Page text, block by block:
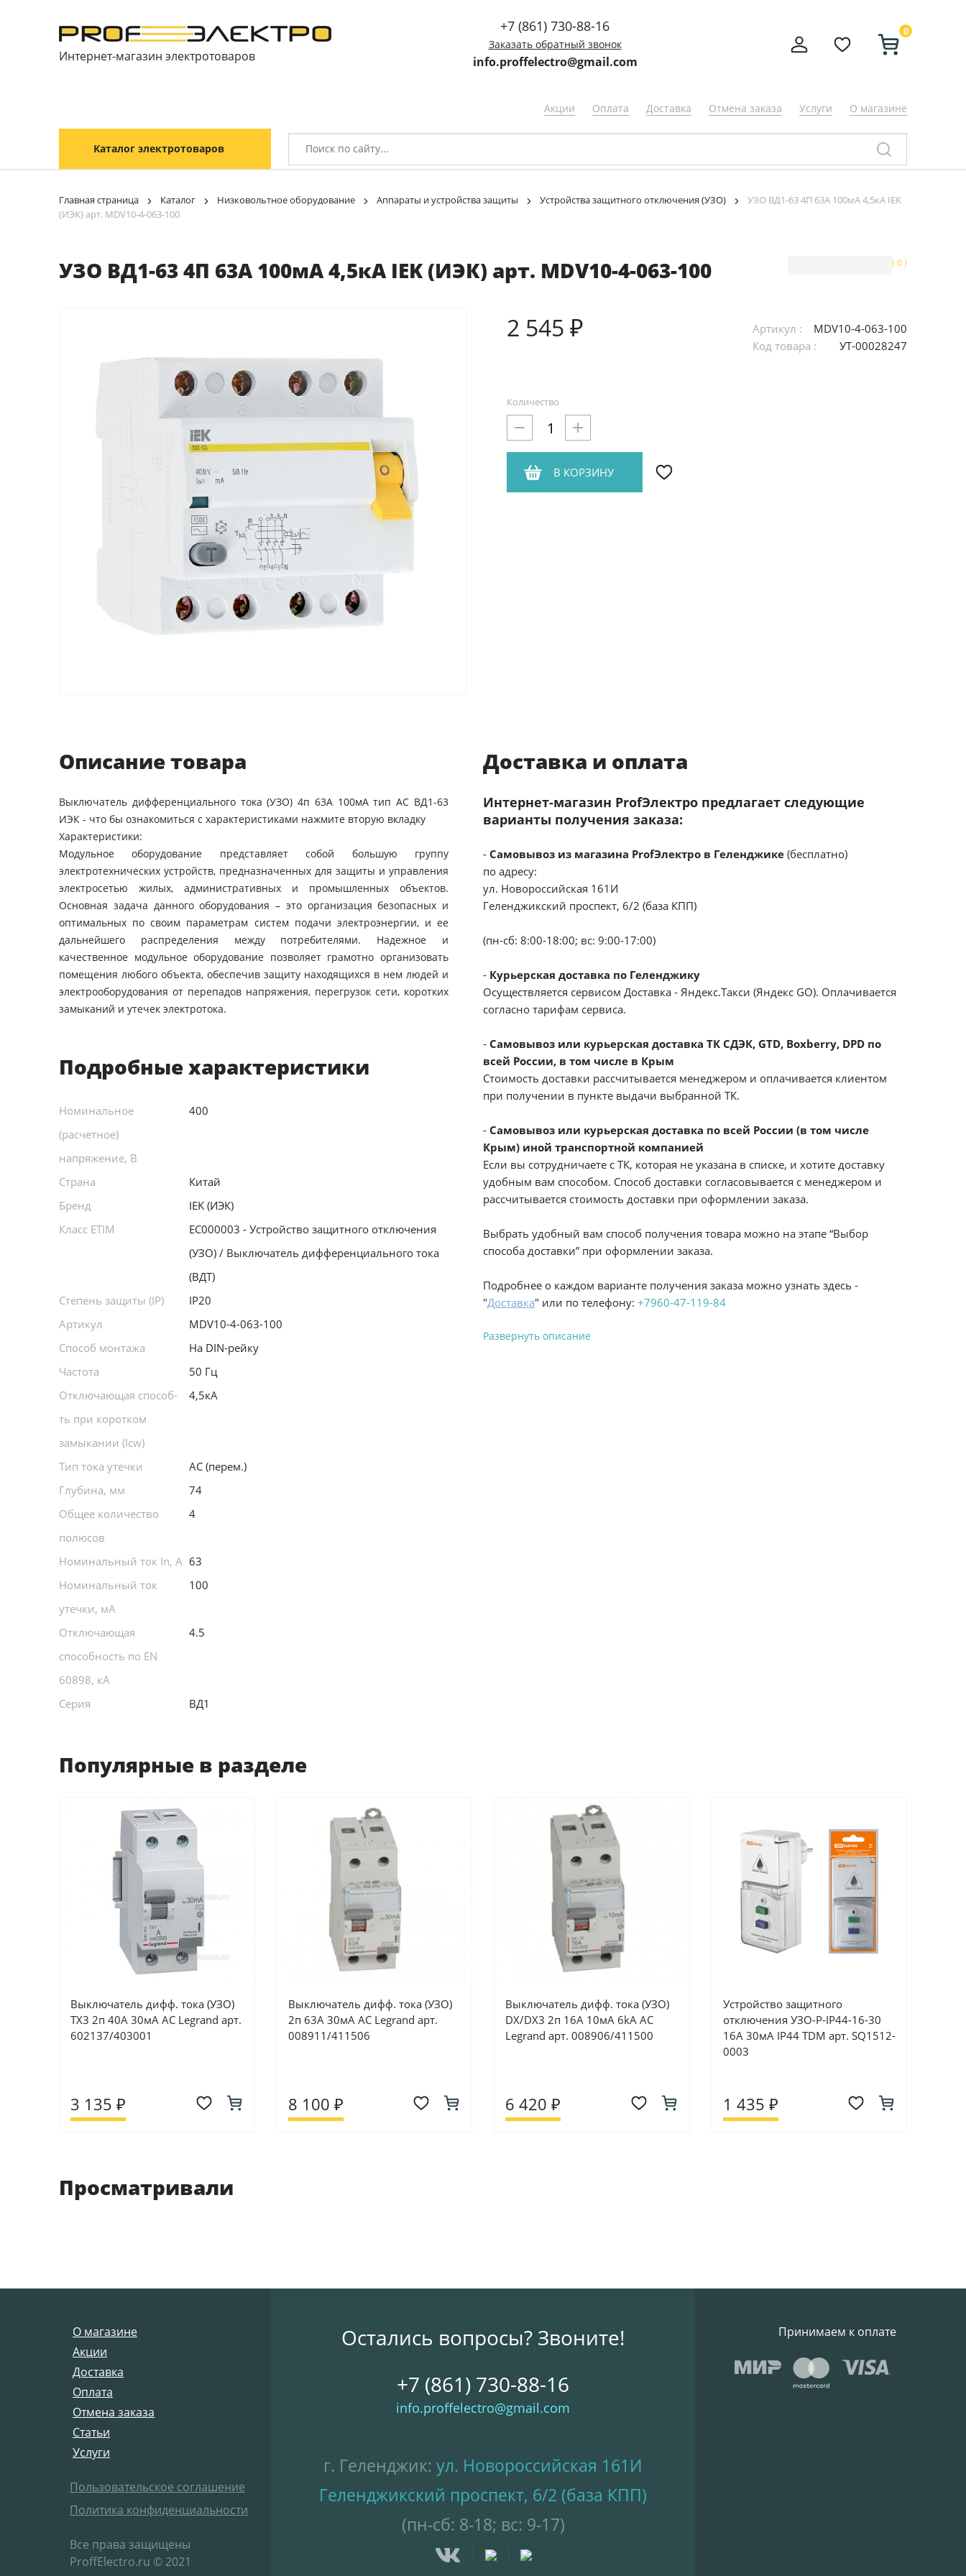
Интернет-магазин электротоваров
+7 (861) 730-88-16
Заказать обратный звонок
info.proffelectro@gmail.com
0
Акции Оплата Доставка Отмена заказа Услуги О магазине
Каталог электротоваров
Главная страница Каталог Низковольтное оборудование Аппараты и устройства защиты Устройства защитного отключения (УЗО)
УЗО ВД1-63 4П 63А 100мА 4,5кА IEK
(ИЭК) арт. MDV10-4-063-100
УЗО ВД1-63 4П 63А 100мА 4,5кА IEK (ИЭК) арт. MDV10-4-063-100 ( 0 )
2 545 ₽ Артикул :
MDV10-4-063-100
Код товара :
УТ-00028247
Количество
В КОРЗИНУ
Описание товара
Выключатель дифференциального тока (УЗО) 4п 63А 100мА тип AC ВД1-63
ИЭК - что бы ознакомиться с характеристиками нажмите вторую вкладку
Характеристики:
Модульное оборудование представляет собой большую группу
электротехнических устройств, предназначенных для защиты и управления
электросетью жилых, административных и промышленных объектов.
Основная задача данного оборудования – это организация безопасных и
оптимальных по своим параметрам систем подачи электроэнергии, и ее
дальнейшего распределения между потребителями. Надежное и
качественное модульное оборудование позволяет грамотно организовать
помещения любого объекта, обеспечив защиту находящихся в нем людей и
электрооборудования от перепадов напряжения, перегрузок сети, коротких
замыканий и утечек электротока.
Подробные характеристики
Номинальное
(расчетное)
напряжение, В
400
Страна
Китай
Бренд
IEK (ИЭК)
Класс ETIM
EC000003 - Устройство защитного отключения
(УЗО) / Выключатель дифференциального тока
(ВДТ)
Степень защиты (IP)
IP20
Артикул
MDV10-4-063-100
Способ монтажа
На DIN-рейку
Частота
50 Гц
Отключающая способ-
ть при коротком
замыкании (Icw)
4,5кА
Тип тока утечки
АС (перем.)
Глубина, мм
74
Общее количество
полюсов
4
Номинальный ток In, А 63
Номинальный ток
утечки, мА
100
Отключающая
способность по EN
60898, кА
4.5
Серия ВД1
Доставка и оплата
Интернет-магазин ProfЭлектро предлагает следующие
варианты получения заказа:
- Самовывоз из магазина ProfЭлектро в Геленджике (бесплатно)
по адресу:
ул. Новороссийская 161И
Геленджикский проспект, 6/2 (база КПП)
(пн-сб: 8:00-18:00; вс: 9:00-17:00)
- Курьерская доставка по Геленджику
Осуществляется сервисом Доставка - Яндекс.Такси (Яндекс GO). Оплачивается
согласно тарифам сервиса.
- Самовывоз или курьерская доставка ТК СДЭК, GTD, Boxberry, DPD по
всей России, в том числе в Крым
Стоимость доставки рассчитывается менеджером и оплачивается клиентом
при получении в пункте выдачи выбранной ТК.
- Самовывоз или курьерская доставка по всей России (в том числе
Крым) иной транспортной компанией
Если вы сотрудничаете с ТК, которая не указана в списке, и хотите доставку
удобным вам способом. Способ доставки согласовывается с менеджером и
рассчитывается стоимость доставки при оформлении заказа.
Выбрать удобный вам способ получения товара можно на этапе “Выбор
способа доставки” при оформлении заказа.
Подробнее о каждом варианте получения заказа можно узнать здесь -
"Доставка" или по телефону: +7960-47-119-84
Развернуть описание
Популярные в разделе
Выключатель дифф. тока (УЗО)
TX3 2п 40А 30мА АC Legrand арт.
602137/403001
3 135 ₽
Выключатель дифф. тока (УЗО)
2п 63А 30мA AC Legrand арт.
008911/411506
8 100 ₽
Выключатель дифф. тока (УЗО)
DX/DX3 2п 16А 10мА 6kA АС
Legrand арт. 008906/411500
6 420 ₽
Устройство защитного
отключения УЗО-Р-IP44-16-30
16А 30мА IP44 TDM арт. SQ1512-
0003
1 435 ₽
Просматривали
О магазине
Акции
Доставка
Оплата
Отмена заказа
Статьи
Услуги
Пользовательское соглашение
Политика конфиденциальности
Все права защищены
ProffElectro.ru © 2021
Остались вопросы? Звоните!
+7 (861) 730-88-16
info.proffelectro@gmail.com
г. Геленджик: ул. Новороссийская 161И
Геленджикский проспект, 6/2 (база КПП)
(пн-сб: 8-18; вс: 9-17)
Принимаем к оплате